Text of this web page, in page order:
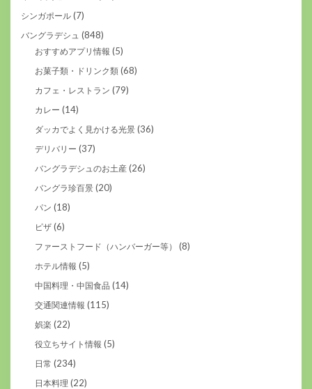
シンガポール (7)
バングラデシュ (848)
おすすめアプリ情報 (5)
お菓子類・ドリンク類 (68)
カフェ・レストラン (79)
カレー (14)
ダッカでよく見かける光景 (36)
デリバリー (37)
バングラデシュのお土産 (26)
バングラ珍百景 (20)
パン (18)
ピザ (6)
ファーストフード（ハンバーガー等） (8)
ホテル情報 (5)
中国料理・中国食品 (14)
交通関連情報 (115)
娯楽 (22)
役立ちサイト情報 (5)
日常 (234)
日本料理 (22)